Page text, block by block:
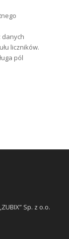
danych
liczników.
pól
Sp. z o.o.